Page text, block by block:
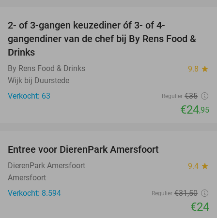
2- of 3-gangen keuzediner óf 3- of 4-
gangendiner van de chef bij By Rens Food &
Drinks
By Rens Food & Drinks 9.8 star
Wijk bij Duurstede
Verkocht: 63
Regulier €35
€24,95
Entree voor DierenPark Amersfoort
DierenPark Amersfoort 9.4 star
Amersfoort
Verkocht: 8.594
Regulier €31,50
€24